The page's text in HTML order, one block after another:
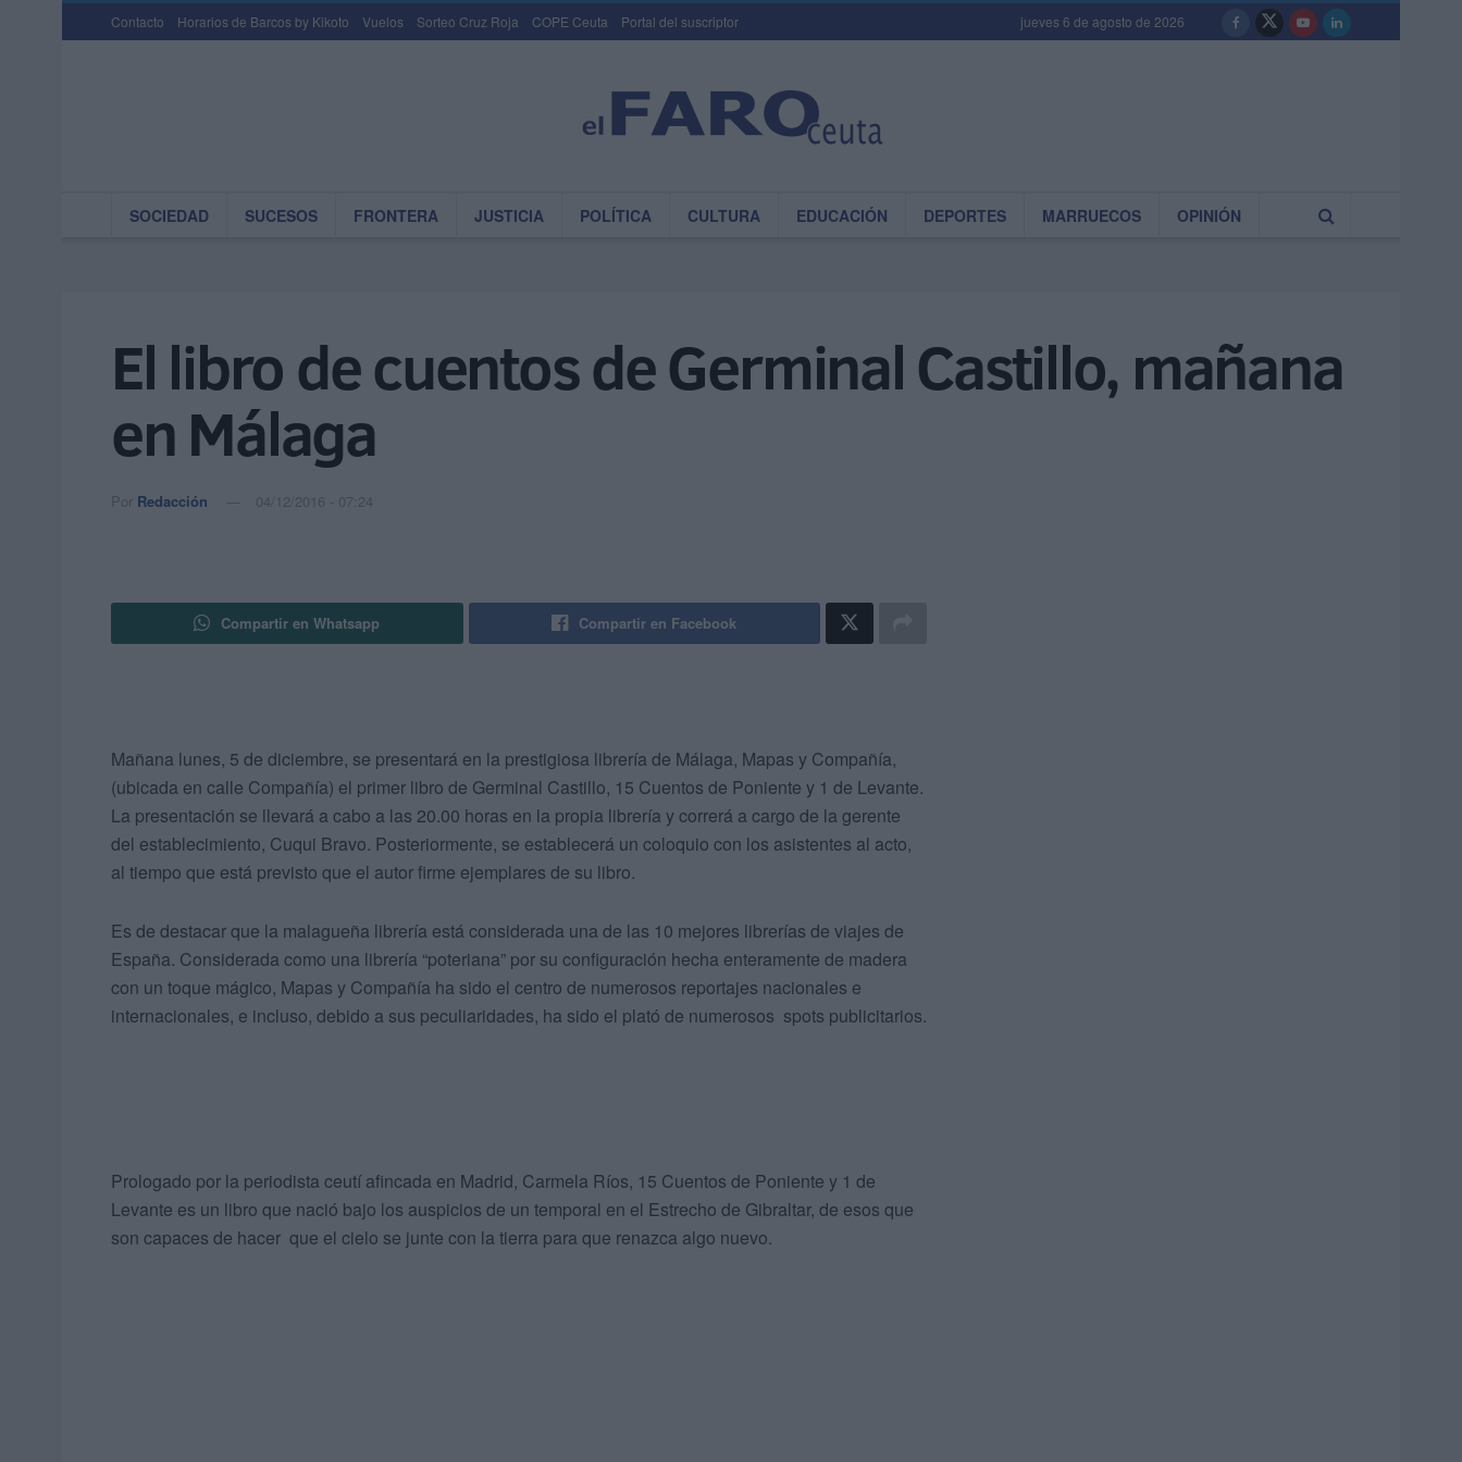
Contacto Horarios de Barcos by Kikoto Vuelos Sorteo Cruz Roja COPE Ceuta Portal del suscriptor jueves 6 de agosto de 2026
SOCIEDAD SUCESOS FRONTERA JUSTICIA POLÍTICA CULTURA EDUCACIÓN DEPORTES MARRUECOS OPINIÓN
El libro de cuentos de Germinal Castillo, mañana
en Málaga
Por Redacción 04/12/2016 - 07:24
Compartir en Whatsapp Compartir en Facebook
Mañana lunes, 5 de diciembre, se presentará en la prestigiosa librería de Málaga, Mapas y Compañía,
(ubicada en calle Compañía) el primer libro de Germinal Castillo, 15 Cuentos de Poniente y 1 de Levante.
La presentación se llevará a cabo a las 20.00 horas en la propia librería y correrá a cargo de la gerente
del establecimiento, Cuqui Bravo. Posteriormente, se establecerá un coloquio con los asistentes al acto,
al tiempo que está previsto que el autor firme ejemplares de su libro.
Es de destacar que la malagueña librería está considerada una de las 10 mejores librerías de viajes de
España. Considerada como una librería “poteriana” por su configuración hecha enteramente de madera
con un toque mágico, Mapas y Compañía ha sido el centro de numerosos reportajes nacionales e
internacionales, e incluso, debido a sus peculiaridades, ha sido el plató de numerosos spots publicitarios.
Prologado por la periodista ceutí afincada en Madrid, Carmela Ríos, 15 Cuentos de Poniente y 1 de
Levante es un libro que nació bajo los auspicios de un temporal en el Estrecho de Gibraltar, de esos que
son capaces de hacer que el cielo se junte con la tierra para que renazca algo nuevo.